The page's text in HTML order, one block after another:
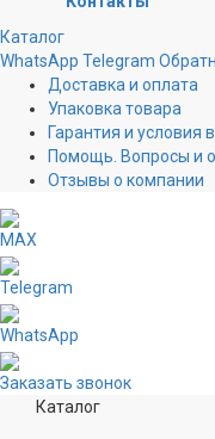
Каталог
WhatsApp Telegram
Доставка и оплата
Упаковка товара
Гарантия и условия
Помощь. Вопросы и
Отзывы о компании
MAX
Telegram
WhatsApp
Заказать звонок
Каталог